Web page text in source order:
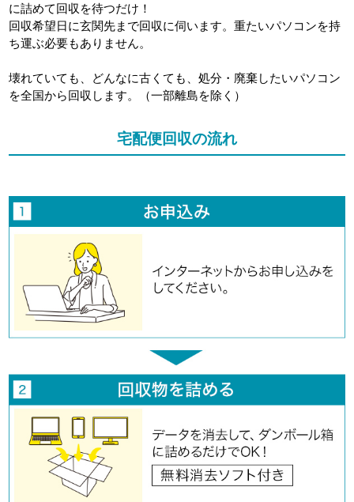
に詰めて回収を待つだけ！
回収希望日に玄関先まで回収に伺います。重たいパソコンを持
ち運ぶ必要もありません。
壊れていても、どんなに古くても、処分・廃棄したいパソコン
を全国から回収します。（一部離島を除く）
宅配便回収の流れ